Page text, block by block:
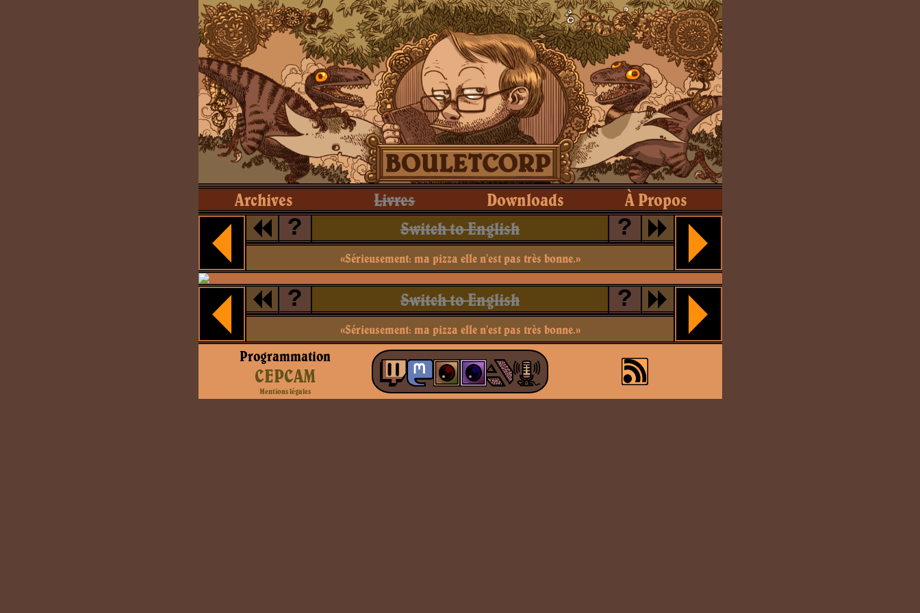
Archives Livres Downloads À Propos
? Switch to English ?
«Sérieusement: ma pizza elle n'est pas très bonne.»
? Switch to English ?
«Sérieusement: ma pizza elle n'est pas très bonne.»
Programmation
CEPCAM
Mentions légales